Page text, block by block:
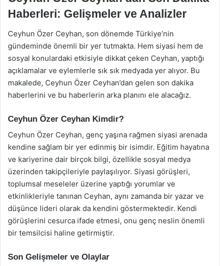
Haberleri: Gelişmeler ve Analizler
Ceyhun Özer Ceyhan, son dönemde Türkiye’nin
gündeminde önemli bir yer tutmakta. Hem siyasi hem de
sosyal konulardaki etkisiyle dikkat çeken Ceyhan, yaptığı
açıklamalar ve eylemlerle sık sık medyada yer alıyor. Bu
makalede, Ceyhun Özer Ceyhan’dan gelen son dakika
haberlerini ve bu haberlerin arka planını ele alacağız.
Ceyhun Özer Ceyhan Kimdir?
Ceyhun Özer Ceyhan, genç yaşına rağmen siyasi arenada
kendine sağlam bir yer edinmiş bir isimdir. Eğitim hayatına
ve kariyerine dair birçok bilgi, özellikle sosyal medya
üzerinden takipçileriyle paylaşılıyor. Siyasi görüşleri,
toplumsal meseleler üzerine yaptığı yorumlar ve
etkinlikleriyle tanınan Ceyhan, aynı zamanda bir yazar ve
düşünce lideri olarak da kendini göstermektedir. Kendi
görüşlerini cesurca ifade etmesi, onu genç neslin önemli
bir temsilcisi haline getirmiştir.
Son Gelişmeler ve Olaylar